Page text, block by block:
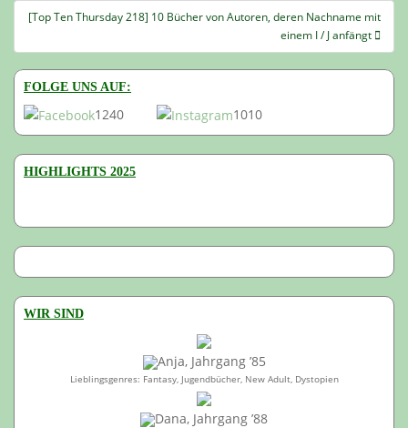
[Top Ten Thursday 218] 10 Bücher von Autoren, deren Nachname mit
einem I / J anfängt
FOLGE UNS AUF:
1240 1010
HIGHLIGHTS 2025
WIR SIND
Anja, Jahrgang ’85
Lieblingsgenres: Fantasy, Jugendbücher, New Adult, Dystopien
Dana, Jahrgang ’88